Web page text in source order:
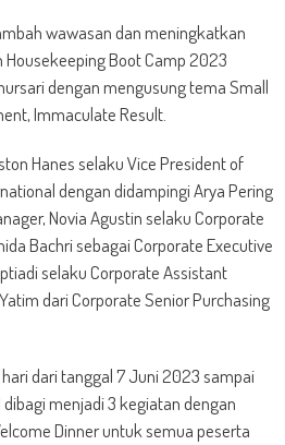
wawasan dan meningkatkan
Boot Camp 2023
dengan mengusung tema Small
Immaculate Result.
Hanes selaku Vice President of
dengan didampingi Arya Pering
Novia Agustin selaku Corporate
Bachri sebagai Corporate Executive
selaku Corporate Assistant
dari Corporate Senior Purchasing
dari tanggal 7 Juni 2023 sampai
menjadi 3 kegiatan dengan
Dinner untuk semua peserta